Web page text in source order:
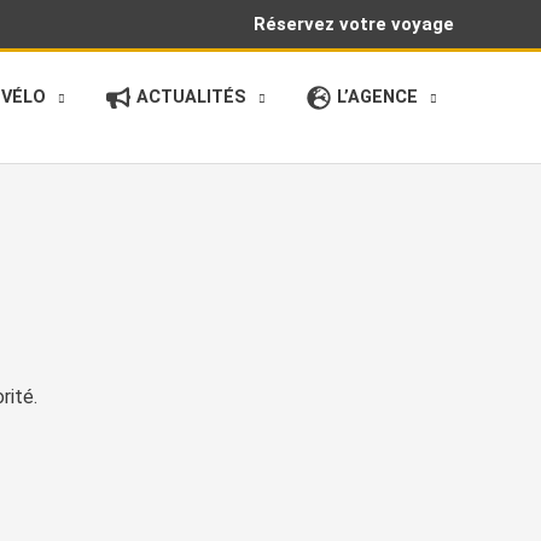
Réservez votre voyage
ACTUALITÉS L’AGENCE